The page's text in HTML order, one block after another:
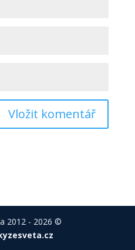
2012 - 2026 ©